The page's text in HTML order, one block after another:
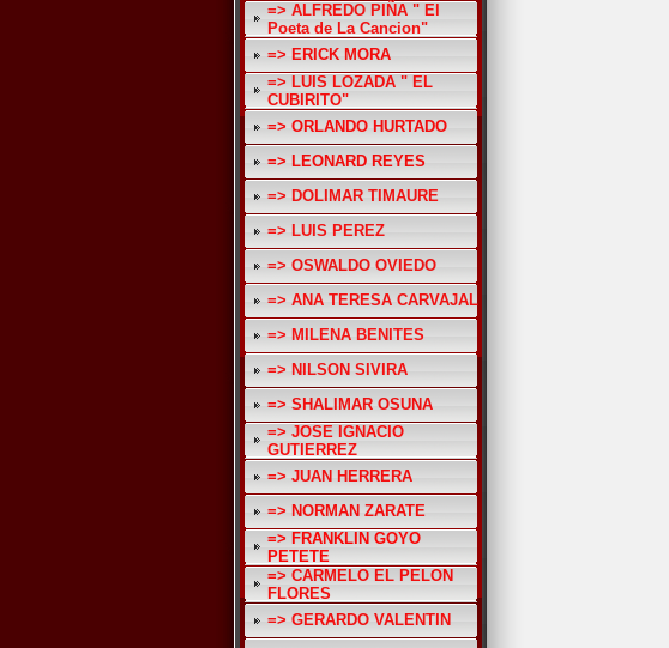
=> ALFREDO PIÑA " El
Poeta de La Cancion"
=> ERICK MORA
=> LUIS LOZADA " EL
CUBIRITO"
=> ORLANDO HURTADO
=> LEONARD REYES
=> DOLIMAR TIMAURE
=> LUIS PEREZ
=> OSWALDO OVIEDO
=> ANA TERESA CARVAJAL
=> MILENA BENITES
=> NILSON SIVIRA
=> SHALIMAR OSUNA
=> JOSE IGNACIO
GUTIERREZ
=> JUAN HERRERA
=> NORMAN ZARATE
=> FRANKLIN GOYO
PETETE
=> CARMELO EL PELON
FLORES
=> GERARDO VALENTIN